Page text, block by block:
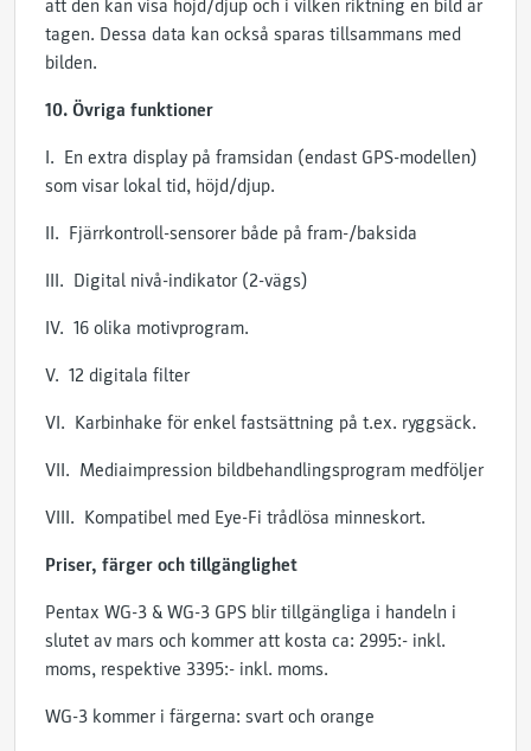
att den kan visa höjd/djup och i vilken riktning en bild är
tagen. Dessa data kan också sparas tillsammans med
bilden.
10. Övriga funktioner
I. En extra display på framsidan (endast GPS-modellen)
som visar lokal tid, höjd/djup.
II. Fjärrkontroll-sensorer både på fram-/baksida
III. Digital nivå-indikator (2-vägs)
IV. 16 olika motivprogram.
V. 12 digitala filter
VI. Karbinhake för enkel fastsättning på t.ex. ryggsäck.
VII. Mediaimpression bildbehandlingsprogram medföljer
VIII. Kompatibel med Eye-Fi trådlösa minneskort.
Priser, färger och tillgänglighet
Pentax WG-3 & WG-3 GPS blir tillgängliga i handeln i
slutet av mars och kommer att kosta ca: 2995:- inkl.
moms, respektive 3395:- inkl. moms.
WG-3 kommer i färgerna: svart och orange